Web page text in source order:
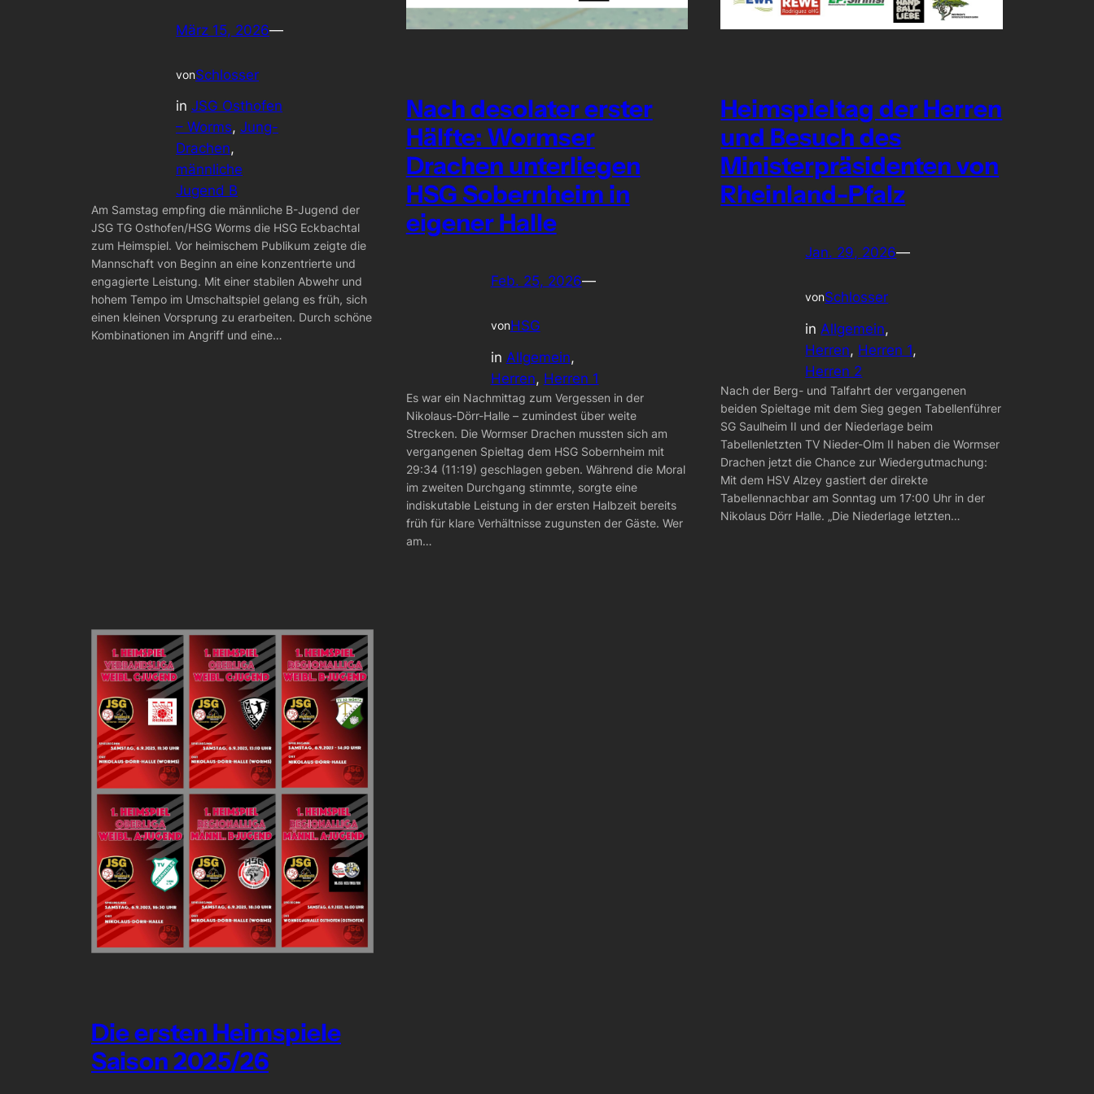
März 15, 2026—
vonSchlosser
in JSG Osthofen
– Worms, Jung-
Drachen
männliche
Jugend B
Am Samstag empfing die männliche B-Jugend der
JSG TG Osthofen/HSG Worms die HSG Eckbachtal
zum Heimspiel. Vor heimischem Publikum zeigte die
Mannschaft von Beginn an eine konzentrierte und
engagierte Leistung. Mit einer stabilen Abwehr und
hohem Tempo im Umschaltspiel gelang es früh, sich
einen kleinen Vorsprung zu erarbeiten. Durch schöne
Kombinationen im Angriff und eine…
Nach desolater erster
Hälfte: Wormser
Drachen unterliegen
HSG Sobernheim in
eigener Halle
Feb. 25, 2026—
vonHSG
in Allgemein
Herren, Herren 1
Es war ein Nachmittag zum Vergessen in der
Nikolaus-Dörr-Halle – zumindest über weite
Strecken. Die Wormser Drachen mussten sich am
vergangenen Spieltag dem HSG Sobernheim mit
29:34 (11:19) geschlagen geben. Während die Moral
im zweiten Durchgang stimmte, sorgte eine
indiskutable Leistung in der ersten Halbzeit bereits
früh für klare Verhältnisse zugunsten der Gäste. Wer
am…
Heimspieltag der Herren
und Besuch des
Ministerpräsidenten von
Rheinland-Pfalz
Jan. 29, 2026—
vonSchlosser
in Allgemein
Herren, Herren 1
Herren 2
Nach der Berg- und Talfahrt der vergangenen
beiden Spieltage mit dem Sieg gegen Tabellenführer
SG Saulheim II und der Niederlage beim
Tabellenletzten TV Nieder-Olm II haben die Wormser
Drachen jetzt die Chance zur Wiedergutmachung:
Mit dem HSV Alzey gastiert der direkte
Tabellennachbar am Sonntag um 17:00 Uhr in der
Nikolaus Dörr Halle. „Die Niederlage letzten…
Die ersten Heimspiele
Saison 2025/26